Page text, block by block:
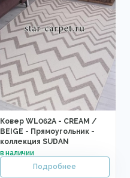
Ковер WL062A - CREAM /
BEIGE - Прямоугольник -
коллекция SUDAN